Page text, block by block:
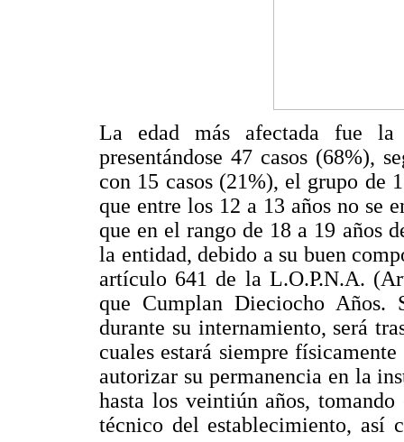
La edad más afectada fue
presentándose 47 casos (68%),
con 15 casos (21%), el grupo de
que entre los 12 a 13 años no se
que en el rango de 18 a 19 años
la entidad, debido a su buen
artículo 641 de la L.O.P.N.A.
que Cumplan Dieciocho Años.
durante su internamiento, será
cuales estará siempre
autorizar su permanencia en la
hasta los veintiún años,
técnico del establecimiento, así